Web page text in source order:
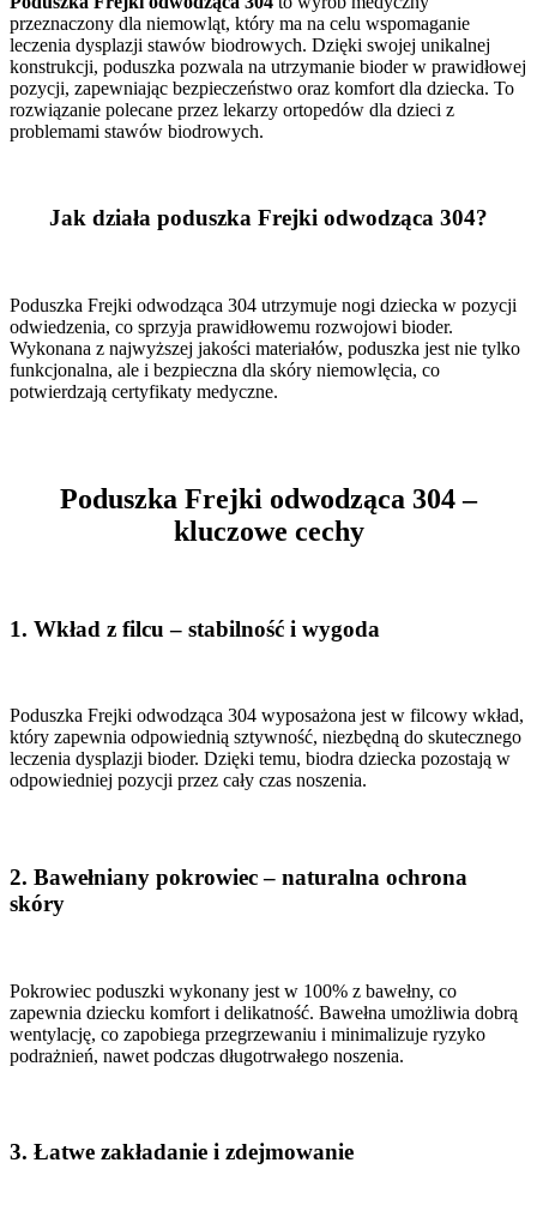
przeznaczony dla niemowląt, który ma na celu wspomaganie
leczenia dysplazji stawów biodrowych. Dzięki swojej unikalnej
konstrukcji, poduszka pozwala na utrzymanie bioder w prawidłowej
pozycji, zapewniając bezpieczeństwo oraz komfort dla dziecka. To
rozwiązanie polecane przez lekarzy ortopedów dla dzieci z
problemami stawów biodrowych.
Jak działa poduszka Frejki odwodząca 304?
Poduszka Frejki odwodząca 304 utrzymuje nogi dziecka w pozycji
odwiedzenia, co sprzyja prawidłowemu rozwojowi bioder.
Wykonana z najwyższej jakości materiałów, poduszka jest nie tylko
funkcjonalna, ale i bezpieczna dla skóry niemowlęcia, co
potwierdzają certyfikaty medyczne.
Poduszka Frejki odwodząca 304 –
kluczowe cechy
1. Wkład z filcu – stabilność i wygoda
Poduszka Frejki odwodząca 304 wyposażona jest w filcowy wkład,
który zapewnia odpowiednią sztywność, niezbędną do skutecznego
leczenia dysplazji bioder. Dzięki temu, biodra dziecka pozostają w
odpowiedniej pozycji przez cały czas noszenia.
2. Bawełniany pokrowiec – naturalna ochrona
skóry
Pokrowiec poduszki wykonany jest w 100% z bawełny, co
zapewnia dziecku komfort i delikatność. Bawełna umożliwia dobrą
wentylację, co zapobiega przegrzewaniu i minimalizuje ryzyko
podrażnień, nawet podczas długotrwałego noszenia.
3. Łatwe zakładanie i zdejmowanie